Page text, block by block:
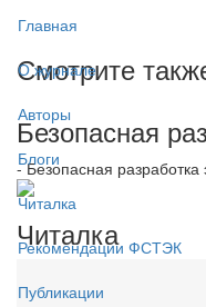
Главная
О журнале
Авторы
Блоги
Читалка
Рекомендации ФСТЭК
Публикации
Смотрите
Безопасная
- Безопасная
Читалка